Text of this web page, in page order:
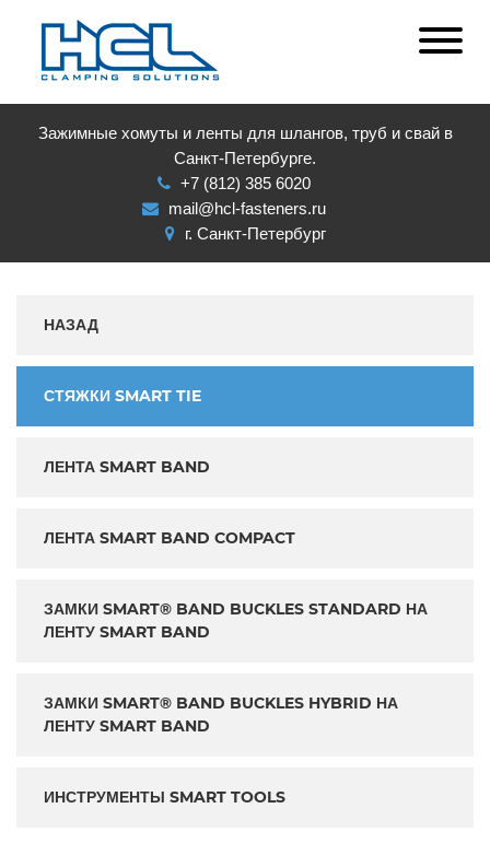
Зажимные хомуты и ленты для шлангов, труб и свай в
Санкт-Петербурге.
+7 (812) 385 6020
mail@hcl-fasteners.ru
г. Санкт-Петербург
НАЗАД
СТЯЖКИ SMART TIE
ЛЕНТА SMART BAND
ЛЕНТА SMART BAND COMPACT
ЗАМКИ SMART® BAND BUCKLES STANDARD НА
ЛЕНТУ SMART BAND
ЗАМКИ SMART® BAND BUCKLES HYBRID НА
ЛЕНТУ SMART BAND
ИНСТРУМЕНТЫ SMART TOOLS